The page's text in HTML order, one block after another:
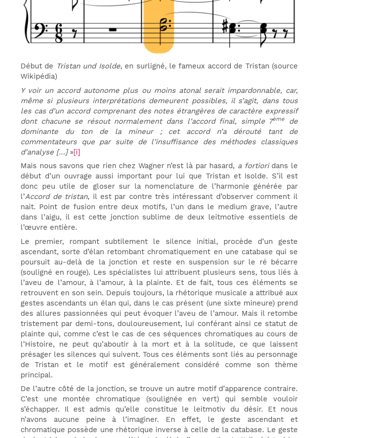
Début de Tristan und Isolde, en surligné, le fameux accord de Tristan (source
Wikipédia)
Y voir un accord autonome plus ou moins atonal serait impardonnable, car,
même si plusieurs interprétations demeurent possibles, il s’agit, dans tous
les cas d’un accord comprenant des notes étrangères de caractère expressif
dont chacune se résout normalement dans l’accord final, simple 7ème
de
dominante du ton de la mineur ; cet accord n’a dérouté tant de
commentateurs que par suite de l’insuffisance des méthodes classiques
d’analyse […]»[i]
Mais nous savons que rien chez Wagner n’est là par hasard, a fortioridans le
début d’un ouvrage aussi important pour lui que Tristan et Isolde. S’il est
donc peu utile de gloser sur la nomenclature de l’harmonie générée par
l’Accord de tristan, il est par contre très intéressant d’observer comment il
nait. Point de fusion entre deux motifs, l’un dans le medium grave, l’autre
dans l’aigu, il est cette jonction sublime de deux leitmotive essentiels de
l’œuvre entière.
Le premier, rompant subtilement le silence initial, procède d’un geste
ascendant, sorte d’élan retombant chromatiquement en une catabase qui se
poursuit au-delà de la jonction et reste en suspension sur le ré bécarre
(souligné en rouge). Les spécialistes lui attribuent plusieurs sens, tous liés à
l’aveu de l’amour, à l’amour, à la plainte. Et de fait, tous ces éléments se
retrouvent en son sein. Depuis toujours, la rhétorique musicale a attribué aux
gestes ascendants un élan qui, dans le cas présent (une sixte mineure) prend
des allures passionnées qui peut évoquer l’aveu de l’amour. Mais il retombe
tristement par demi-tons, douloureusement, lui conférant ainsi ce statut de
plainte qui, comme c’est le cas de ces séquences chromatiques au cours de
l’Histoire, ne peut qu’aboutir à la mort et à la solitude, ce que laissent
présager les silences qui suivent. Tous ces éléments sont liés au personnage
de Tristan et le motif est généralement considéré comme son thème
principal.
De l’autre côté de la jonction, se trouve un autre motif d’apparence contraire.
C’est une montée chromatique (soulignée en vert) qui semble vouloir
s’échapper. Il est admis qu’elle constitue le leitmotiv du désir. Et nous
n’avons aucune peine à l’imaginer. En effet, le geste ascendant et
chromatique possède une rhétorique inverse à celle de la catabase. Le geste